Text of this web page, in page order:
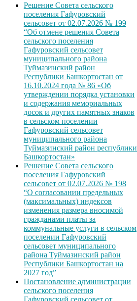
Решение Совета сельского
поселения Гафуровский
сельсовет от 02.07.2026 № 199
“Об отмене решения Совета
сельского поселения
Гафуровский сельсовет
муниципального района
Туймазинский район
Республики Башкортостан от
16.10.2024 года № 86 «Об
утверждении порядка установки
и содержания мемориальных
досок и других памятных знаков
в сельском поселении
Гафуровский сельсовет
муниципального района
Туймазинский район республики
Башкортостан»
Решение Совета сельского
поселения Гафуровский
сельсовет от 02.07.2026 № 198
“О согласовании предельных
(максимальных) индексов
изменения размера вносимой
гражданами платы за
коммунальные услуги в сельском
поселении Гафуровский
сельсовет муниципального
района Туймазинский район
Республики Башкортостан на
2027 год”
Постановление администрации
сельского поселения
Гафуровский сельсовет от